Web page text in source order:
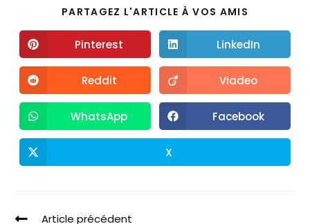
PARTAGEZ L'ARTICLE À VOS AMIS
Pinterest LinkedIn
Reddit Viadeo
WhatsApp Facebook
X
Article précédent